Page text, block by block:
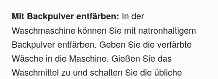
Mit Backpulver entfärben: In der
Waschmaschine können Sie mit natronhaltigem
Backpulver entfärben. Geben Sie die verfärbte
Wäsche in die Maschine. Gießen Sie das
Waschmittel zu und schalten Sie die übliche